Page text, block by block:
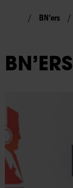
BN'ers
BN’ERS